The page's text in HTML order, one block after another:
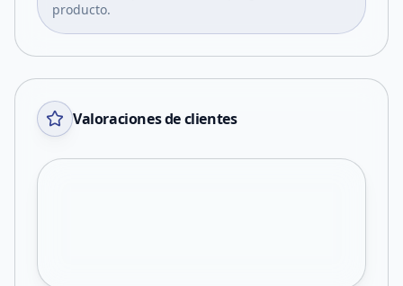
producto.
Valoraciones de clientes